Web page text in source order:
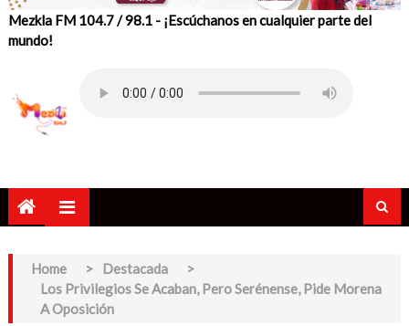
Mezkla FM 104.7 / 98.1 - ¡Escúchanos en cualquier parte del
mundo!
Home > Destacada
>
Los Privilegios Se Acaban, Pero Serénense, Pide Morena
A Oposición